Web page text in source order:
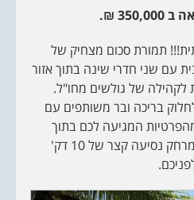
תמורת סכום מצחיק של
עם שני חדרי שינה בתוך אזור
לקהילה של גולשים מחו"ל.
בריכה ובר משותפים עם
המגיעה לכם בתוך
כותלי הבית וכמובן, אתם במרחק נסיעה קצר של 10 דק'